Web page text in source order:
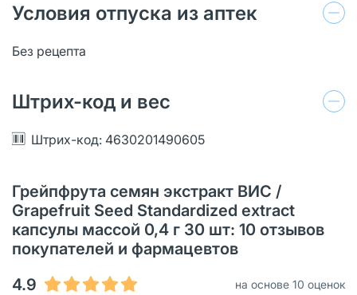
Условия отпуска из аптек
Без рецепта
Штрих-код и вес
Штрих-код: 4630201490605
Грейпфрута семян экстракт ВИС /
Grapefruit Seed Standardized extract
капсулы массой 0,4 г 30 шт: 10 отзывов
покупателей и фармацевтов
4.9
на основе 10 оценок